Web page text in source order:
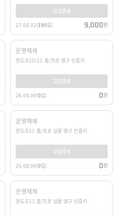
모집종료
27.02.02(180일) 9,000원
운영체제
윈도우10/11 홈/프로 영구 인증키
모집종료
26.08.06(0일) 0원
운영체제
윈도우11 홈/프로 실물 영구 인증키
모집종료
26.08.06(0일) 0원
운영체제
윈도우11 홈/프로 실물 영구 인증키